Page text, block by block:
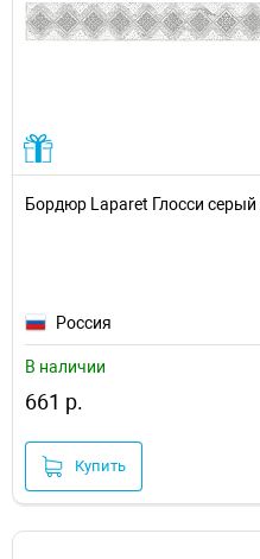
Бордюр Laparet Глосси
Россия
В наличии
661 р.
Купить